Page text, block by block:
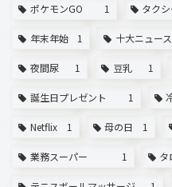
ポケモンGO 1 タク
年末年始 1 十大ニュース
夜間尿 1 豆乳 1
誕生日プレゼント 1
Netflix 1 母の日 1
業務スーパー 1 タ